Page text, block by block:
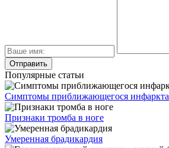
Популярные статьи
Симптомы приближающегося инфаркта
Признаки тромба в ноге
Умеренная брадикардия